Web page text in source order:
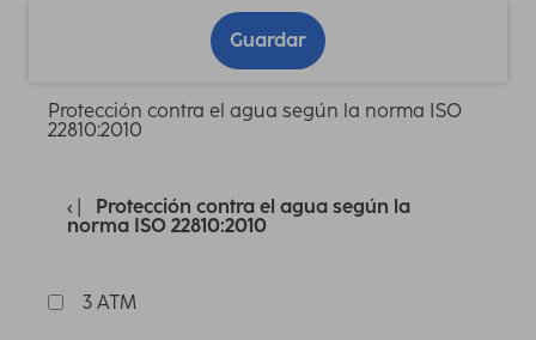
Guardar
Protección contra el agua según la norma ISO
22810:2010
Protección contra el agua según la
norma ISO 22810:2010
3 ATM